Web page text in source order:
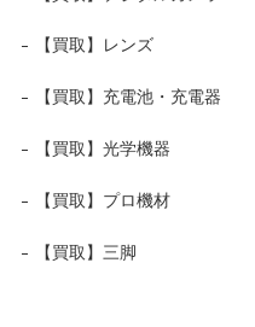
【買取】レンズ
【買取】充電池・充電器
【買取】光学機器
【買取】プロ機材
【買取】三脚